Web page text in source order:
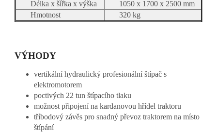
Délka x šířka x výška
1050 x 1700 x 2500 mm
Hmotnost
320 kg
VÝHODY
vertikální hydraulický profesionální štípač s
elektromotorem
poctivých 22 tun štípacího tlaku
možnost připojení na kardanovou hřídel traktoru
tříbodový závěs pro snadný převoz traktorem na místo
štípání